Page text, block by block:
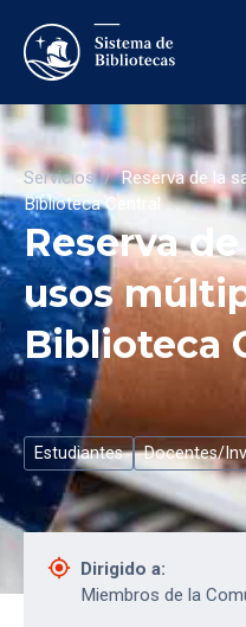
Servicios / Reserva de la
Biblioteca Central
Reserva
usos
Biblioteca
Estudiantes Docentes/
gps_fixed Dirigido a:
Miembros de la